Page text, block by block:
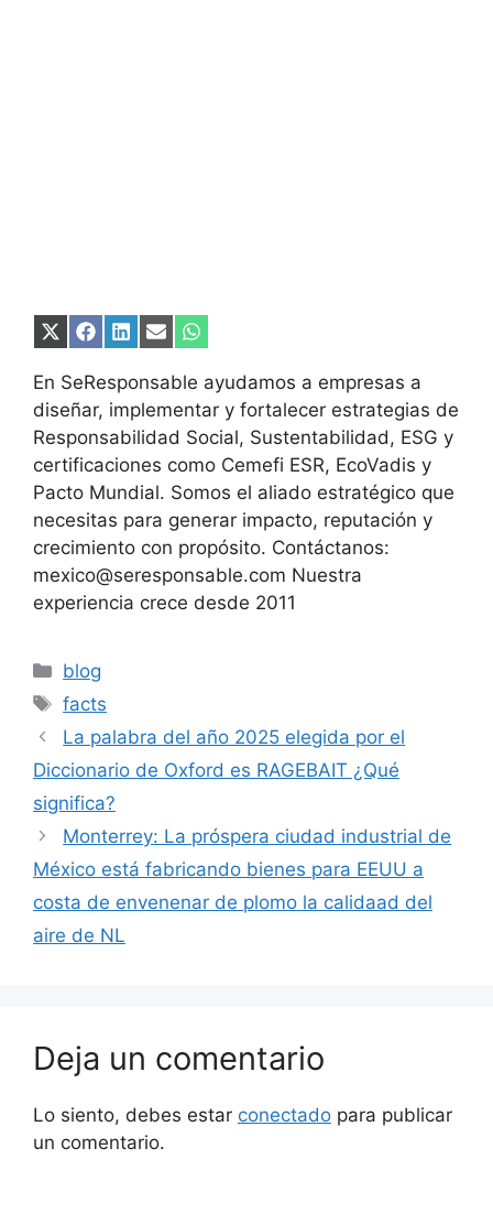
Compartir
X
(Twitter)
Compartir
Facebook
Compartir
LinkedIn
Compartir
Email
Compartir
WhatsApp
En SeResponsable ayudamos a empresas a
diseñar, implementar y fortalecer estrategias de
Responsabilidad Social, Sustentabilidad, ESG y
certificaciones como Cemefi ESR, EcoVadis y
Pacto Mundial. Somos el aliado estratégico que
necesitas para generar impacto, reputación y
crecimiento con propósito. Contáctanos:
mexico@seresponsable.com Nuestra
experiencia crece desde 2011
Categorías
blog
Etiquetas
facts
La palabra del año 2025 elegida por el
Diccionario de Oxford es RAGEBAIT ¿Qué
significa?
Monterrey: La próspera ciudad industrial de
México está fabricando bienes para EEUU a
costa de envenenar de plomo la calidaad del
aire de NL
Deja un comentario
Lo siento, debes estar conectado para publicar
un comentario.